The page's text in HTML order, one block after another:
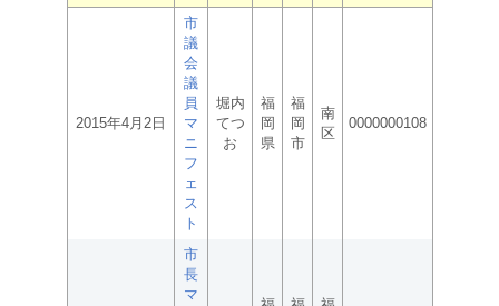
2015年4月2日
市
議
会
議
員
マ
ニ
フ
ェ
ス
ト
堀内
てつ
お
福
岡
県
福
岡
市
南
区
0000000108
市
長
マ